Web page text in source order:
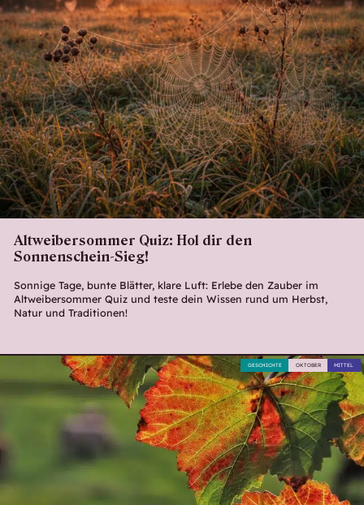
Altweibersommer Quiz: Hol dir den
Sonnenschein-Sieg!
Sonnige Tage, bunte Blätter, klare Luft: Erlebe den Zauber im
Altweibersommer Quiz und teste dein Wissen rund um Herbst,
Natur und Traditionen!
MITTEL
OKTOBER
GESCHICHTE